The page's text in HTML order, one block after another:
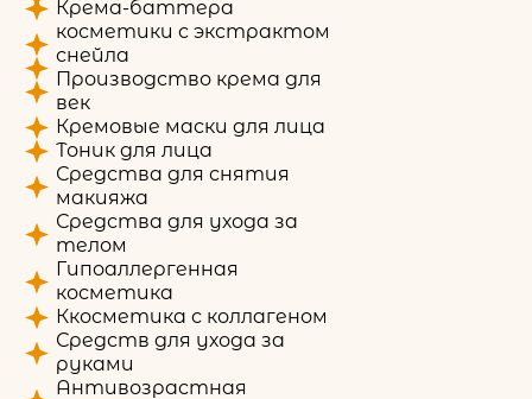
Крема-баттера
косметики с экстрактом
снейла
Производство крема для
век
Кремовые маски для лица
Тоник для лица
Средства для снятия
макияжа
Средства для ухода за
телом
Гипоаллергенная
косметика
Ккосметика с коллагеном
Средств для ухода за
руками
Антивозрастная